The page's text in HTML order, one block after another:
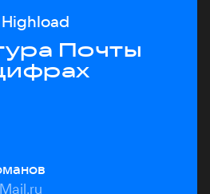
Почты